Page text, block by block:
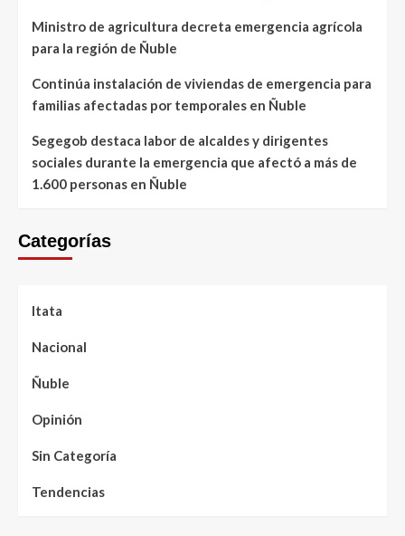
Ministro de agricultura decreta emergencia agrícola
para la región de Ñuble
Continúa instalación de viviendas de emergencia para
familias afectadas por temporales en Ñuble
Segegob destaca labor de alcaldes y dirigentes
sociales durante la emergencia que afectó a más de
1.600 personas en Ñuble
Categorías
Itata
Nacional
Ñuble
Opinión
Sin Categoría
Tendencias